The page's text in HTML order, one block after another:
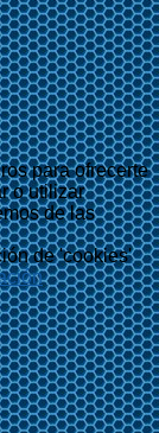
para ofrecerte
o utilizar
de las
de 'cookies'